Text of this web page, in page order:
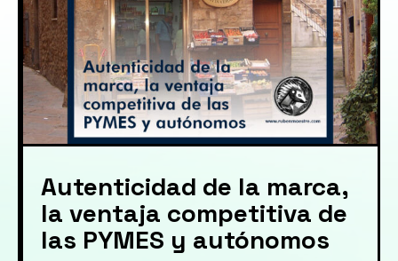
Autenticidad de la marca,
la ventaja competitiva de
las PYMES y autónomos